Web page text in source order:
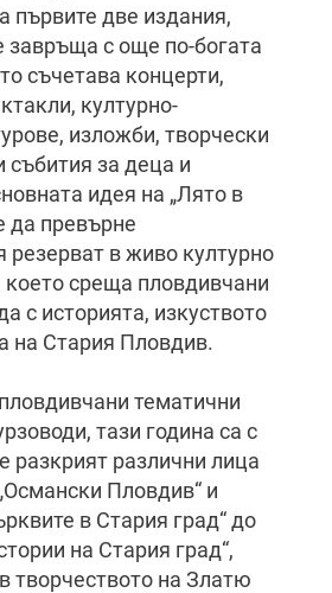
първите две издания,
завръща с още по-богата
съчетава концерти,
културно-
изложби, творчески
събития за деца и
идея на „Лято в
да превърне
резерват в живо културно
което среща пловдивчани
с историята, изкуството
на Стария Пловдив.
тематични
тази година са с
разкрият различни лица
Пловдив“ и
в Стария град“ до
на Стария град“,
творчеството на Златю